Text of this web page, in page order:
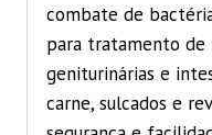
combate de
para tratamento de
geniturinárias e
carne, sulcados e